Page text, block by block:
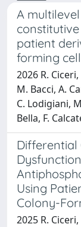
A
patient
forming
2026 R.
M. Bacci, A.
C. Lodigiani,
Bella, F.
Differential
Using
Colony-
2025 R.